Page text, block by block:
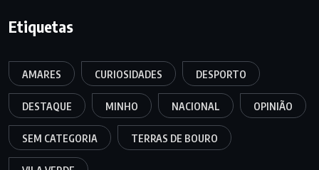
Etiquetas
AMARES CURIOSIDADES DESPORTO
DESTAQUE MINHO NACIONAL OPINIÃO
SEM CATEGORIA TERRAS DE BOURO